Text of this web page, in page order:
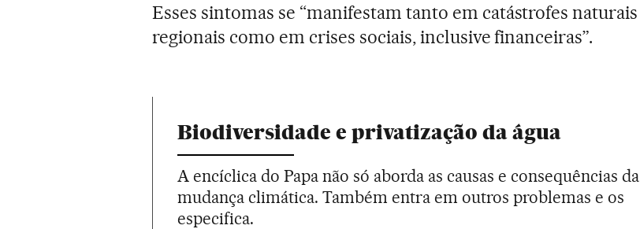
Esses sintomas se “manifestam tanto em catástrofes naturais
regionais como em crises sociais, inclusive financeiras”.
Biodiversidade e privatização da água
A encíclica do Papa não só aborda as causas e consequências da
mudança climática. Também entra em outros problemas e os
especifica.